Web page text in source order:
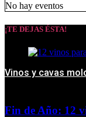
No hay eventos
¡TE DEJAS ÉSTA!
Vinos y cavas
Fin de Año: 12